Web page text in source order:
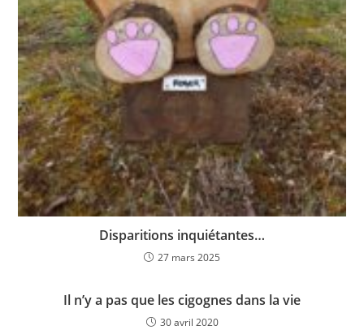
Disparitions inquiétantes…
27 mars 2025
Il n’y a pas que les cigognes dans la vie
30 avril 2020